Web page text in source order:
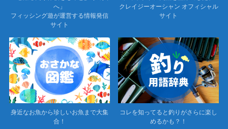
へ」
フィッシング遊が運営する情報発信
サイト
クレイジーオーシャン オフィシャル
サイト
身近なお魚から珍しいお魚まで大集
合！
コレを知ってると釣りがさらに楽し
めるかも？！